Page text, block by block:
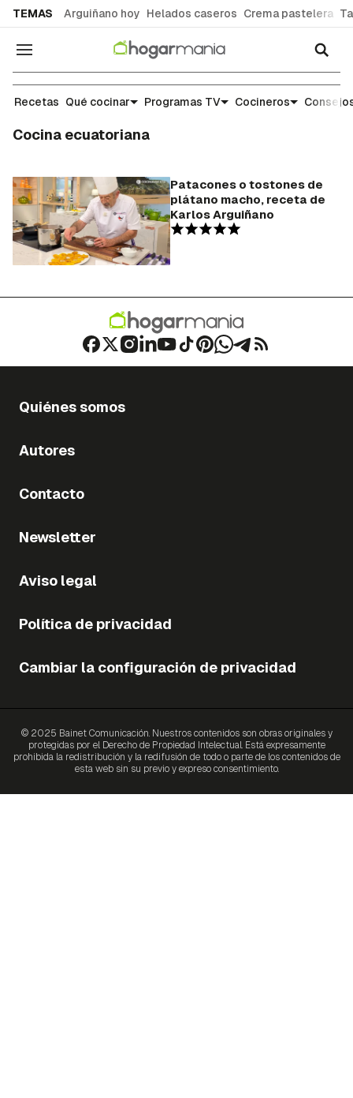
TEMAS Arguiñano hoy Helados caseros Crema pastelera
Navegación
Recetas Qué cocinar Programas TV Cocineros
Cocina ecuatoriana
Patacones o tostones de
plátano macho, receta de
Karlos Arguiñano
Quiénes somos
Autores
Contacto
Newsletter
Aviso legal
Política de privacidad
Cambiar la configuración de privacidad
© 2025 Bainet Comunicación. Nuestros contenidos son obras originales y
protegidas por el Derecho de Propiedad Intelectual. Está expresamente
prohibida la redistribución y la redifusión de todo o parte de los contenidos de
esta web sin su previo y expreso consentimiento.